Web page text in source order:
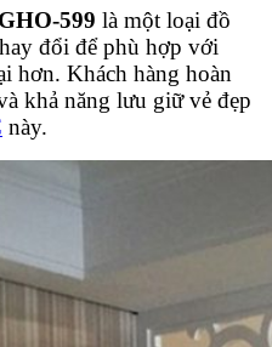
599 là một loại đồ
đổi để phù hợp với
hơn. Khách hàng hoàn
khả năng lưu giữ vẻ đẹp
này.